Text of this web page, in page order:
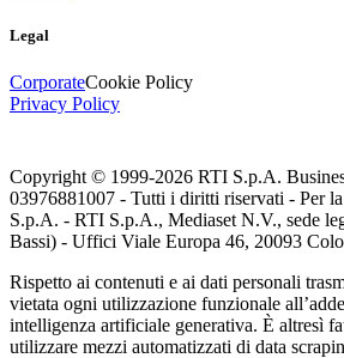
Legal
CorporateCookie Policy
Privacy Policy
Copyright © 1999-2026 RTI S.p.A.
03976881007 - Tutti i diritti riservati - Per
S.p.A. - RTI S.p.A., Mediaset N.V., sede
Bassi) - Uffici Viale Europa 46, 20093
Rispetto ai contenuti e ai dati personali
vietata ogni utilizzazione funzionale
intelligenza artificiale generativa. È altresì
utilizzare mezzi automatizzati di data